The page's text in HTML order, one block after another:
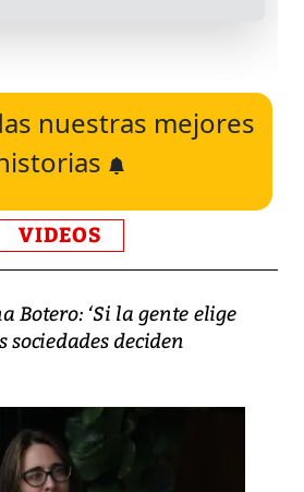
nuestras mejores
VIDEOS
Botero: ‘Si la gente elige
deciden